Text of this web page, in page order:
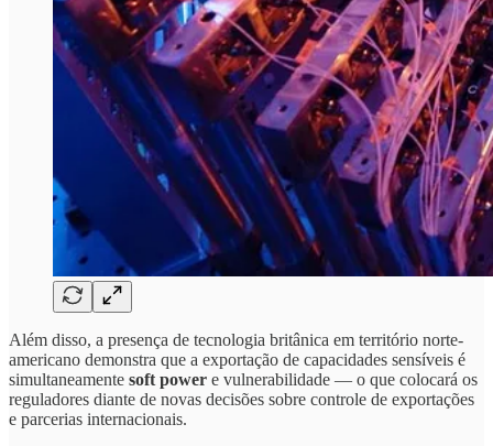
Além disso, a presença de tecnologia britânica em território norte-
americano demonstra que a exportação de capacidades sensíveis é
simultaneamente soft power e vulnerabilidade — o que colocará os
reguladores diante de novas decisões sobre controle de exportações
e parcerias internacionais.